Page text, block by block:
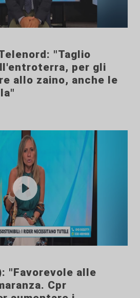
"Taglio
per gli
allo zaino, anche le
"Favorevole alle
Cpr